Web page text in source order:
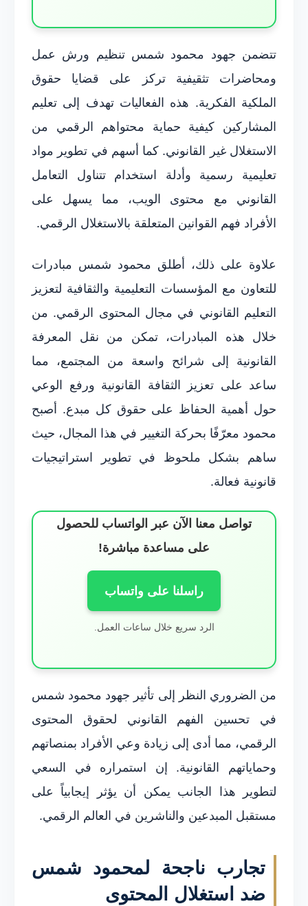
تتضمن جهود محمود شمس تنظيم ورش عمل
ومحاضرات تثقيفية تركز على قضايا حقوق
الملكية الفكرية. هذه الفعاليات تهدف إلى تعليم
المشاركين كيفية حماية محتواهم الرقمي من
الاستغلال غير القانوني. كما أسهم في تطوير مواد
تعليمية رسمية وأدلة استخدام تتناول التعامل
القانوني مع محتوى الويب، مما يسهل على
الأفراد فهم القوانين المتعلقة بالاستغلال الرقمي.
علاوة على ذلك، أطلق محمود شمس مبادرات
للتعاون مع المؤسسات التعليمية والثقافية لتعزيز
التعليم القانوني في مجال المحتوى الرقمي. من
خلال هذه المبادرات، تمكن من نقل المعرفة
القانونية إلى شرائح واسعة من المجتمع، مما
ساعد على تعزيز الثقافة القانونية ورفع الوعي
حول أهمية الحفاظ على حقوق كل مبدع. أصبح
محمود معرّفًا بحركة التغيير في هذا المجال، حيث
ساهم بشكل ملحوظ في تطوير استراتيجيات
قانونية فعالة.
تواصل معنا الآن عبر الواتساب للحصول
على مساعدة مباشرة!
راسلنا على واتساب
الرد سريع خلال ساعات العمل.
من الضروري النظر إلى تأثير جهود محمود شمس
في تحسين الفهم القانوني لحقوق المحتوى
الرقمي، مما أدى إلى زيادة وعي الأفراد بمنصاتهم
وحماياتهم القانونية. إن استمراره في السعي
لتطوير هذا الجانب يمكن أن يؤثر إيجابياً على
مستقبل المبدعين والناشرين في العالم الرقمي.
تجارب ناجحة لمحمود شمس
ضد استغلال المحتوى